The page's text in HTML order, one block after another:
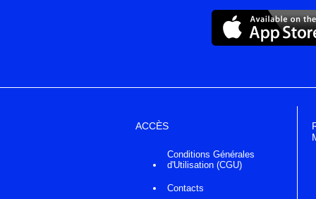
ACCÈS
Conditions Générales
d'Utilisation (CGU)
Contacts